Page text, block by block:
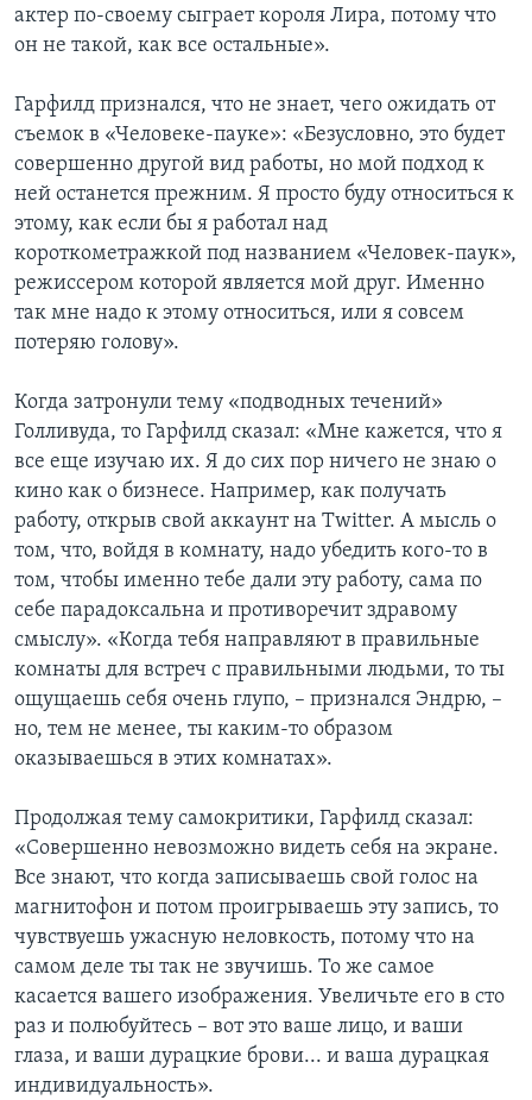
актер по-своему сыграет короля Лира, потому что
он не такой, как все остальные».
Гарфилд признался, что не знает, чего ожидать от
съемок в «Человеке-пауке»: «Безусловно, это будет
совершенно другой вид работы, но мой подход к
ней останется прежним. Я просто буду относиться к
этому, как если бы я работал над
короткометражкой под названием «Человек-паук»,
режиссером которой является мой друг. Именно
так мне надо к этому относиться, или я совсем
потеряю голову».
Когда затронули тему «подводных течений»
Голливуда, то Гарфилд сказал: «Мне кажется, что я
все еще изучаю их. Я до сих пор ничего не знаю о
кино как о бизнесе. Например, как получать
работу, открыв свой аккаунт на Twitter. А мысль о
том, что, войдя в комнату, надо убедить кого-то в
том, чтобы именно тебе дали эту работу, сама по
себе парадоксальна и противоречит здравому
смыслу». «Когда тебя направляют в правильные
комнаты для встреч с правильными людьми, то ты
ощущаешь себя очень глупо, – признался Эндрю, –
но, тем не менее, ты каким-то образом
оказываешься в этих комнатах».
Продолжая тему самокритики, Гарфилд сказал:
«Совершенно невозможно видеть себя на экране.
Все знают, что когда записываешь свой голос на
магнитофон и потом проигрываешь эту запись, то
чувствуешь ужасную неловкость, потому что на
самом деле ты так не звучишь. То же самое
касается вашего изображения. Увеличьте его в сто
раз и полюбуйтесь – вот это ваше лицо, и ваши
глаза, и ваши дурацкие брови... и ваша дурацкая
индивидуальность».